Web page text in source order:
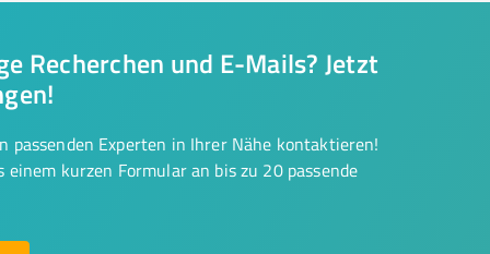
Recherchen und E-Mails? Jetzt
passenden Experten in Ihrer Nähe kontaktieren!
kurzen Formular an bis zu 20 passende